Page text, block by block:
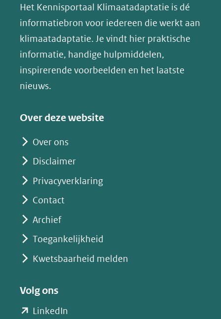
website)
website)
website)
y
(opent
in
nieuw
venster)
naar
een
andere
website)
Het Kennisportaal Klimaatadaptatie is dé
informatiebron voor iedereen die werkt aan
klimaatadaptatie. Je vindt hier praktische
informatie, handige hulpmiddelen,
inspirerende voorbeelden en het laatste
nieuws.
Over deze website
Over ons
Disclaimer
Privacyverklaring
Contact
Archief
Toegankelijkheid
Kwetsbaarheid melden
Volg ons
LinkedIn